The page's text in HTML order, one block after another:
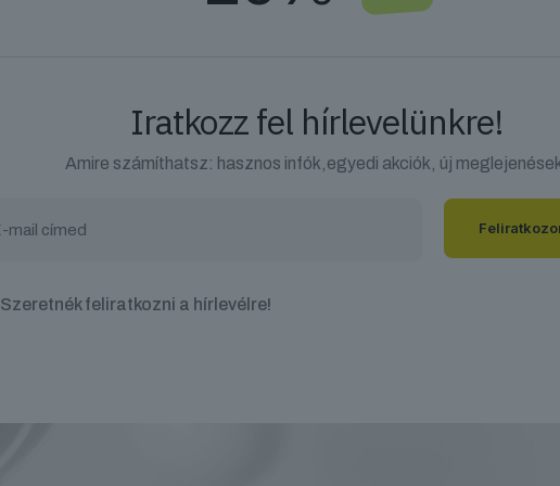
Iratkozz fel hírlevelünkre!
Amire számíthatsz: hasznos infók,egyedi akciók, új
Szeretnék feliratkozni a hírlevélre!